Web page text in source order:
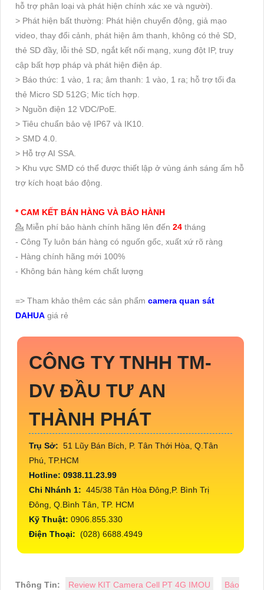
hỗ trợ phân loại và phát hiện chính xác xe và người).
> Phát hiện bất thường: Phát hiện chuyển động, giả mạo
video, thay đổi cảnh, phát hiện âm thanh, không có thẻ SD,
thẻ SD đầy, lỗi thẻ SD, ngắt kết nối mạng, xung đột IP, truy
cập bất hợp pháp và phát hiện điện áp.
> Báo thức: 1 vào, 1 ra; âm thanh: 1 vào, 1 ra; hỗ trợ tối đa
thẻ Micro SD 512G; Mic tích hợp.
> Nguồn điện 12 VDC/PoE.
> Tiêu chuẩn bảo vệ IP67 và IK10.
> SMD 4.0.
> Hỗ trợ AI SSA.
> Khu vực SMD có thể được thiết lập ở vùng ánh sáng ấm hỗ
trợ kích hoạt báo động.
* CAM KẾT BÁN HÀNG VÀ BẢO HÀNH
💁 Miễn phí bảo hành chính hãng lên đến 24 tháng
- Công Ty luôn bán hàng có nguốn gốc, xuất xứ rõ ràng
- Hàng chính hãng mới 100%
- Không bán hàng kém chất lượng
=> Tham khảo thêm các sản phẩm camera quan sát
DAHUA giá rẻ
CÔNG TY TNHH TM-
DV ĐẦU TƯ AN
THÀNH PHÁT
Trụ Sở: 51 Lũy Bán Bích, P. Tân Thới Hòa, Q.Tân
Phú, TP.HCM
Hotline: 0938.11.23.99
Chi Nhánh 1: 445/38 Tân Hòa Đông,P. Bình Trị
Đông, Q.Bình Tân, TP. HCM
Kỹ Thuật: 0906.855.330
Điện Thoại: (028) 6688.4949
Thông Tin: Review KIT Camera Cell PT 4G IMOU
Báo